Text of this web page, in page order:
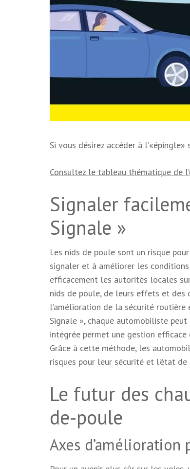
Si vous désirez accéder à
Consultez le tableau thématique de
Signaler
Signale »
Les nids de poule sont un risque
signaler et à améliorer les
efficacement les autorités locales
nids de poule, de leurs effets et des
l’amélioration de la sécurité routière
Signale », chaque automobiliste
intégrée permet une gestion
Grâce à cette méthode, les
risques pour leur sécurité et l’état
Le futur des
de-poule
Axes